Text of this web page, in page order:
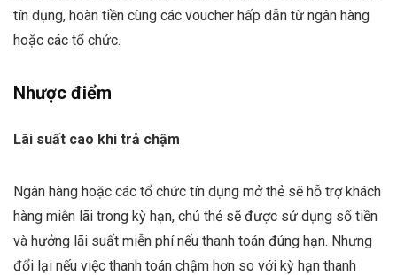
tín dụng, hoàn tiền cùng các voucher hấp dẫn từ ngân hàng
hoặc các tổ chức.
Nhược điểm
Lãi suất cao khi trả chậm
Ngân hàng hoặc các tổ chức tín dụng mở thẻ sẽ hỗ trợ khách
hàng miễn lãi trong kỳ hạn, chủ thẻ sẽ được sử dụng số tiền
và hưởng lãi suất miễn phí nếu thanh toán đúng hạn. Nhưng
đổi lại nếu việc thanh toán chậm hơn so với kỳ hạn thanh